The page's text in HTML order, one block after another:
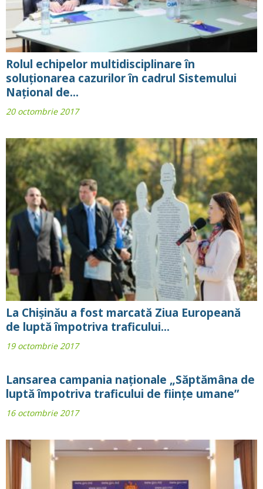
Rolul echipelor multidisciplinare în
soluționarea cazurilor în cadrul Sistemului
Național de...
20 octombrie 2017
La Chișinău a fost marcată Ziua Europeană
de luptă împotriva traficului...
19 octombrie 2017
Lansarea campania naționale „Săptămâna de
luptă împotriva traficului de ființe umane”
16 octombrie 2017